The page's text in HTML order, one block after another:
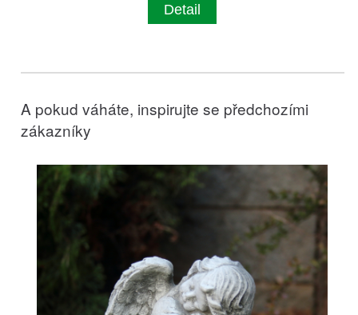
Detail
A pokud váháte, inspirujte se předchozími
zákazníky